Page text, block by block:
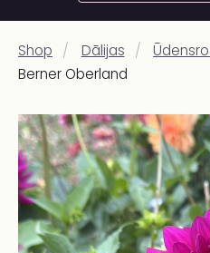
Shop Dālijas
Berner Oberland